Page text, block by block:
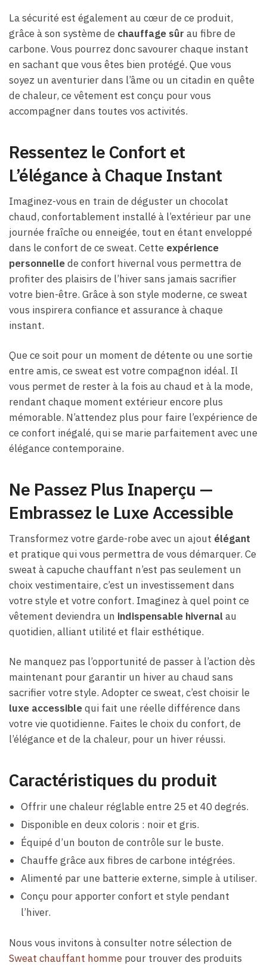
La sécurité est également au cœur de ce produit,
grâce à son système de chauffage sûr au fibre de
carbone. Vous pourrez donc savourer chaque instant
en sachant que vous êtes bien protégé. Que vous
soyez un aventurier dans l’âme ou un citadin en quête
de chaleur, ce vêtement est conçu pour vous
accompagner dans toutes vos activités.
Ressentez le Confort et
L’élégance à Chaque Instant
Imaginez-vous en train de déguster un chocolat
chaud, confortablement installé à l’extérieur par une
journée fraîche ou enneigée, tout en étant enveloppé
dans le confort de ce sweat. Cette expérience
personnellede confort hivernal vous permettra de
profiter des plaisirs de l’hiver sans jamais sacrifier
votre bien-être. Grâce à son style moderne, ce sweat
vous inspirera confiance et assurance à chaque
instant.
Que ce soit pour un moment de détente ou une sortie
entre amis, ce sweat est votre compagnon idéal. Il
vous permet de rester à la fois au chaud et à la mode,
rendant chaque moment extérieur encore plus
mémorable. N’attendez plus pour faire l’expérience de
ce confort inégalé, qui se marie parfaitement avec une
élégance contemporaine.
Ne Passez Plus Inaperçu —
Embrassez le Luxe Accessible
Transformez votre garde-robe avec un ajout élégant
et pratique qui vous permettra de vous démarquer. Ce
sweat à capuche chauffant n’est pas seulement un
choix vestimentaire, c’est un investissement dans
votre style et votre confort. Imaginez à quel point ce
vêtement deviendra un indispensable hivernalau
quotidien, alliant utilité et flair esthétique.
Ne manquez pas l’opportunité de passer à l’action dès
maintenant pour garantir un hiver au chaud sans
sacrifier votre style. Adopter ce sweat, c’est choisir le
luxe accessiblequi fait une réelle différence dans
votre vie quotidienne. Faites le choix du confort, de
l’élégance et de la chaleur, pour un hiver réussi.
Caractéristiques du produit
Offrir une chaleur réglable entre 25 et 40 degrés.
Disponible en deux coloris : noir et gris.
Équipé d’un bouton de contrôle sur le buste.
Chauffe grâce aux fibres de carbone intégrées.
Alimenté par une batterie externe, simple à utiliser.
Conçu pour apporter confort et style pendant
l’hiver.
Nous vous invitons à consulter notre sélection de
Sweat chauffant homme pour trouver des produits